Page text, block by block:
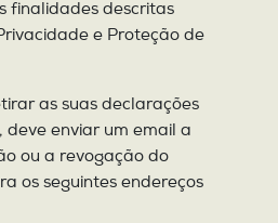
finalidades descritas
e Proteção de
as suas declarações
deve enviar um email a
ou a revogação do
os seguintes endereços